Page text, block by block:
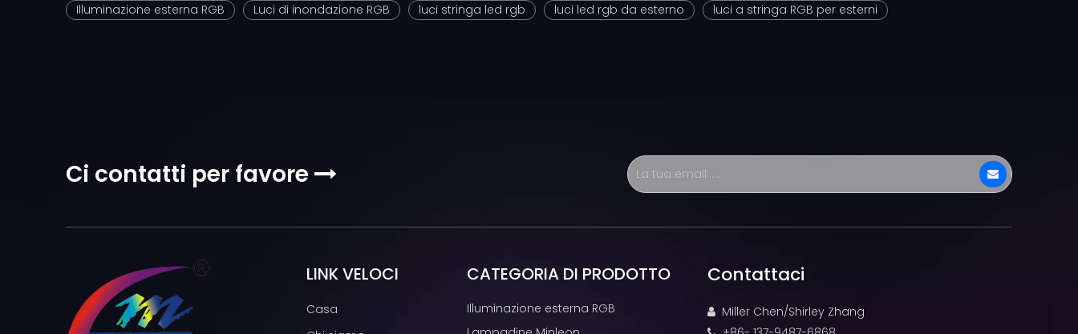
Illuminazione esterna RGB Luci di inondazione RGB luci stringa led rgb luci led rgb da esterno luci a stringa RGB per esterni
Ci contatti per favore 
LINK VELOCI
Casa
CATEGORIA DI PRODOTTO
Illuminazione esterna RGB
Contattaci
 Miller Chen/Shirley Zhang